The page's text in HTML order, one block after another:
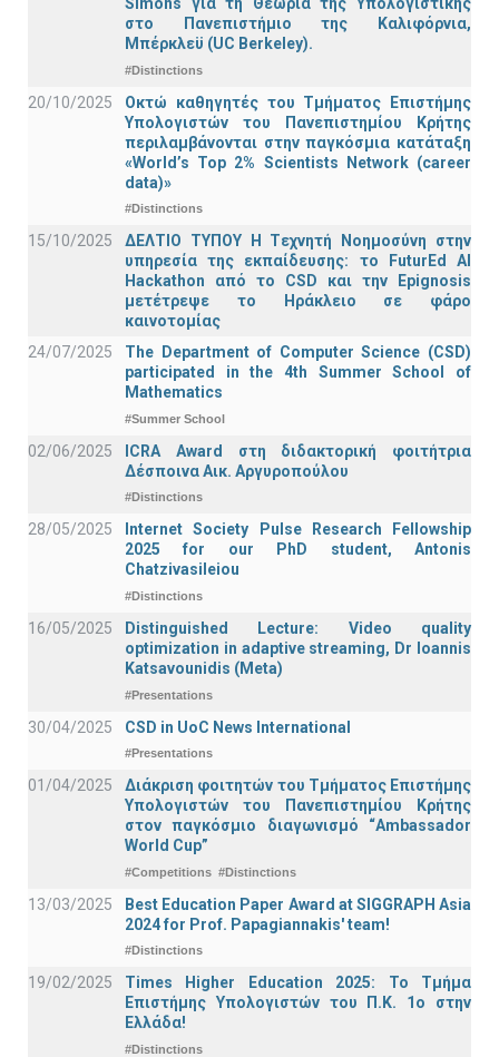
στο Πανεπιστήμιο της Καλιφόρνια,
Μπέρκλεϋ (UC Berkeley).
#Distinctions
20/10/2025
Οκτώ καθηγητές του Τμήματος Επιστήμης
Υπολογιστών του Πανεπιστημίου Κρήτης
περιλαμβάνονται στην παγκόσμια κατάταξη
«World’s Top 2% Scientists Network (career
data)»
#Distinctions
15/10/2025
ΔΕΛΤΙΟ ΤΥΠΟΥ H Tεχνητή Νοημοσύνη στην
υπηρεσία της εκπαίδευσης: το FuturEd AI
Hackathon από το CSD και την Epignosis
μετέτρεψε το Ηράκλειο σε φάρο
καινοτομίας
24/07/2025
The Department of Computer Science (CSD)
participated in the 4th Summer School of
Mathematics
#Summer School
02/06/2025
ICRA Award στη διδακτορική φοιτήτρια
Δέσποινα Αικ. Αργυροπούλου
#Distinctions
28/05/2025
Internet Society Pulse Research Fellowship
2025 for our PhD student, Antonis
Chatzivasileiou
#Distinctions
16/05/2025
Distinguished Lecture: Video quality
optimization in adaptive streaming, Dr Ioannis
Katsavounidis (Meta)
#Presentations
30/04/2025 CSD in UoC News International
#Presentations
01/04/2025
Διάκριση φοιτητών του Τμήματος Επιστήμης
Υπολογιστών του Πανεπιστημίου Κρήτης
στον παγκόσμιο διαγωνισμό “Ambassador
World Cup”
#Competitions #Distinctions
13/03/2025
Best Education Paper Award at SIGGRAPH Asia
2024 for Prof. Papagiannakis' team!
#Distinctions
19/02/2025
Times Higher Education 2025: Το Τμήμα
Επιστήμης Υπολογιστών του Π.Κ. 1ο στην
Ελλάδα!
#Distinctions